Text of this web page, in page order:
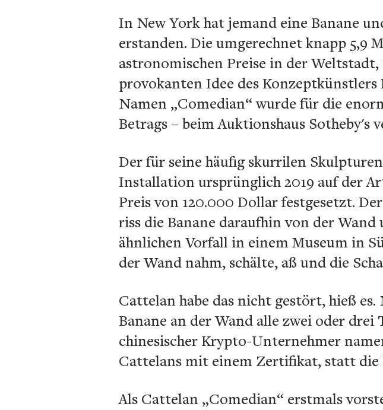
In New York hat jemand eine Banane
erstanden. Die umgerechnet knapp 5,9
astronomischen Preise in der
provokanten Idee des
Namen „Comedian“ wurde für die
Betrags – beim Auktionshaus Sotheby's
Der für seine häufig skurrilen
Installation ursprünglich 2019 auf der
Preis von 120.000 Dollar festgesetzt.
riss die Banane daraufhin von der Wand
ähnlichen Vorfall in einem Museum in
der Wand nahm, schälte, aß und die
Cattelan habe das nicht gestört, hieß
Banane an der Wand alle zwei oder
chinesischer Krypto-Unternehmer
Cattelans mit einem Zertifikat, statt die
Als Cattelan „Comedian“ erstmals